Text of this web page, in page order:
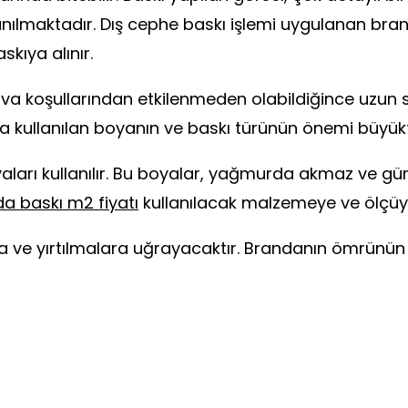
Dış cephe baskı işlemi uygulanan
alınır.
koşullarından etkilenmeden olabildiğince uzun
kullanılan boyanın ve baskı türünün önemi
kullanılır. Bu boyalar, yağmurda akmaz ve
baskı m2 fiyatı kullanılacak malzemeye ve
yırtılmalara uğrayacaktır. Brandanın